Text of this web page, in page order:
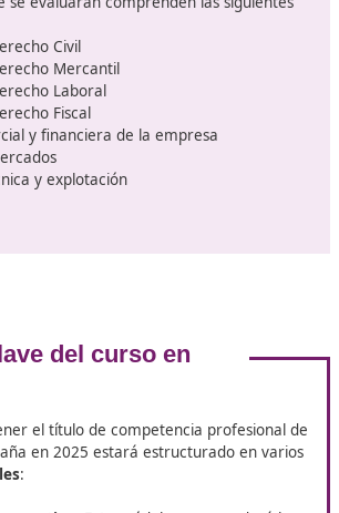
en la normativa, la gestión, la
este curso no solo prepara a los
cumplir con los requisitos legales,
como líderes en un campo lleno
quienes estén considerando una
, ¡este podría ser el momento
la certificación necesaria!
necesarias para obtener el
el programa del anexo I, parte I, del
n.º 1071/2009. Este reglamento
para cumplir con los requisitos